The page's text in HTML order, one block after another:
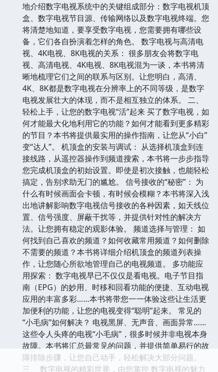
地介绍数字电视系统中的关键组成部分：数字电视机顶
盒、数字电视节目源、传输网络以及数字电视终端。您
将清楚地知道，要享受数字电视，您需要拥有哪些设
备，它们各自扮演着怎样的角色。 数字电视与高清电
视、4K电视、8K电视的关系： 很多朋友会将数字电
视、高清电视、4K电视、8K电视混为一谈，本书将清
晰地梳理它们之间的联系与区别。让您明白，高清、
4K、8K都是数字电视在分辨率上的不同等级，是数字
电视发展壮大的体现，而不是相互独立的体系。 二、
轻松上手，让您的数字电视“活”起来 买了数字电视，如
何才能最大化地利用它的功能？如何才能看到更多精彩
的节目？本书将提供最实用的操作指南，让您从“小白”
变“达人”。 机顶盒的安装与调试： 从选择机顶盒到连
接线路，从遥控器操作到频道搜索，本书将一步步指导
您完成机顶盒的初始设置。即使是初次接触，也能轻松
搞定，告别求助无门的尴尬。 信号接收的“秘密”： 为
什么有时候画面会卡顿，有时候会模糊？本书将深入浅
出地讲解影响数字电视信号接收的各种因素，如天线位
置、信号强度、屏蔽干扰等，并提供针对性的解决方
法。让您拥有稳定的观影体验。 频道选择与管理： 如
何找到自己喜欢的频道？如何收藏常用频道？如何删除
不需要的频道？本书将详细介绍机顶盒的频道列表操
作，让您随心所欲地管理自己的电视频道。 多功能应
用探索： 数字电视早已不仅仅是看电视。电子节目指
南（EPG）的妙用、时移和回看功能的便捷、互动电视
应用的丰富多彩……本书将带您一一体验这些让生活更
加便利的功能，让您的电视变得“聪明”起来。 常见的
“小毛病”如何解决？ 电视黑屏、无声音、画面异常……
这些令人头疼的电视“小毛病”，很多时候并非电视本身
故障。本书将汇总最常见的问题，并提供简单易行的故
障排除步骤，让您自己动手，轻松解决大部分问题。
三、 数字电视的精彩世界，由您掌控 数字电视的魅力